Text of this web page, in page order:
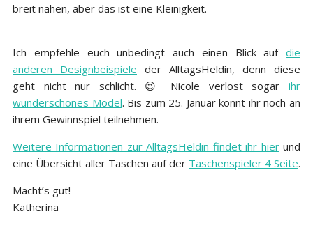
breit nähen, aber das ist eine Kleinigkeit.
Ich empfehle euch unbedingt auch einen Blick auf die
anderen Designbeispiele der AlltagsHeldin, denn diese
geht nicht nur schlicht. 😉 Nicole verlost sogar ihr
wunderschönes Model. Bis zum 25. Januar könnt ihr noch an
ihrem Gewinnspiel teilnehmen.
Weitere Informationen zur AlltagsHeldin findet ihr hierund
eine Übersicht aller Taschen auf der Taschenspieler 4 Seite.
Macht’s gut!
Katherina